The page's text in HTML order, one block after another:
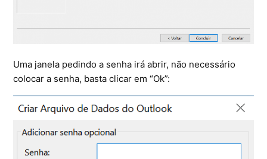
Uma janela pedindo a senha irá abrir, não necessário
colocar a senha, basta clicar em “Ok”: